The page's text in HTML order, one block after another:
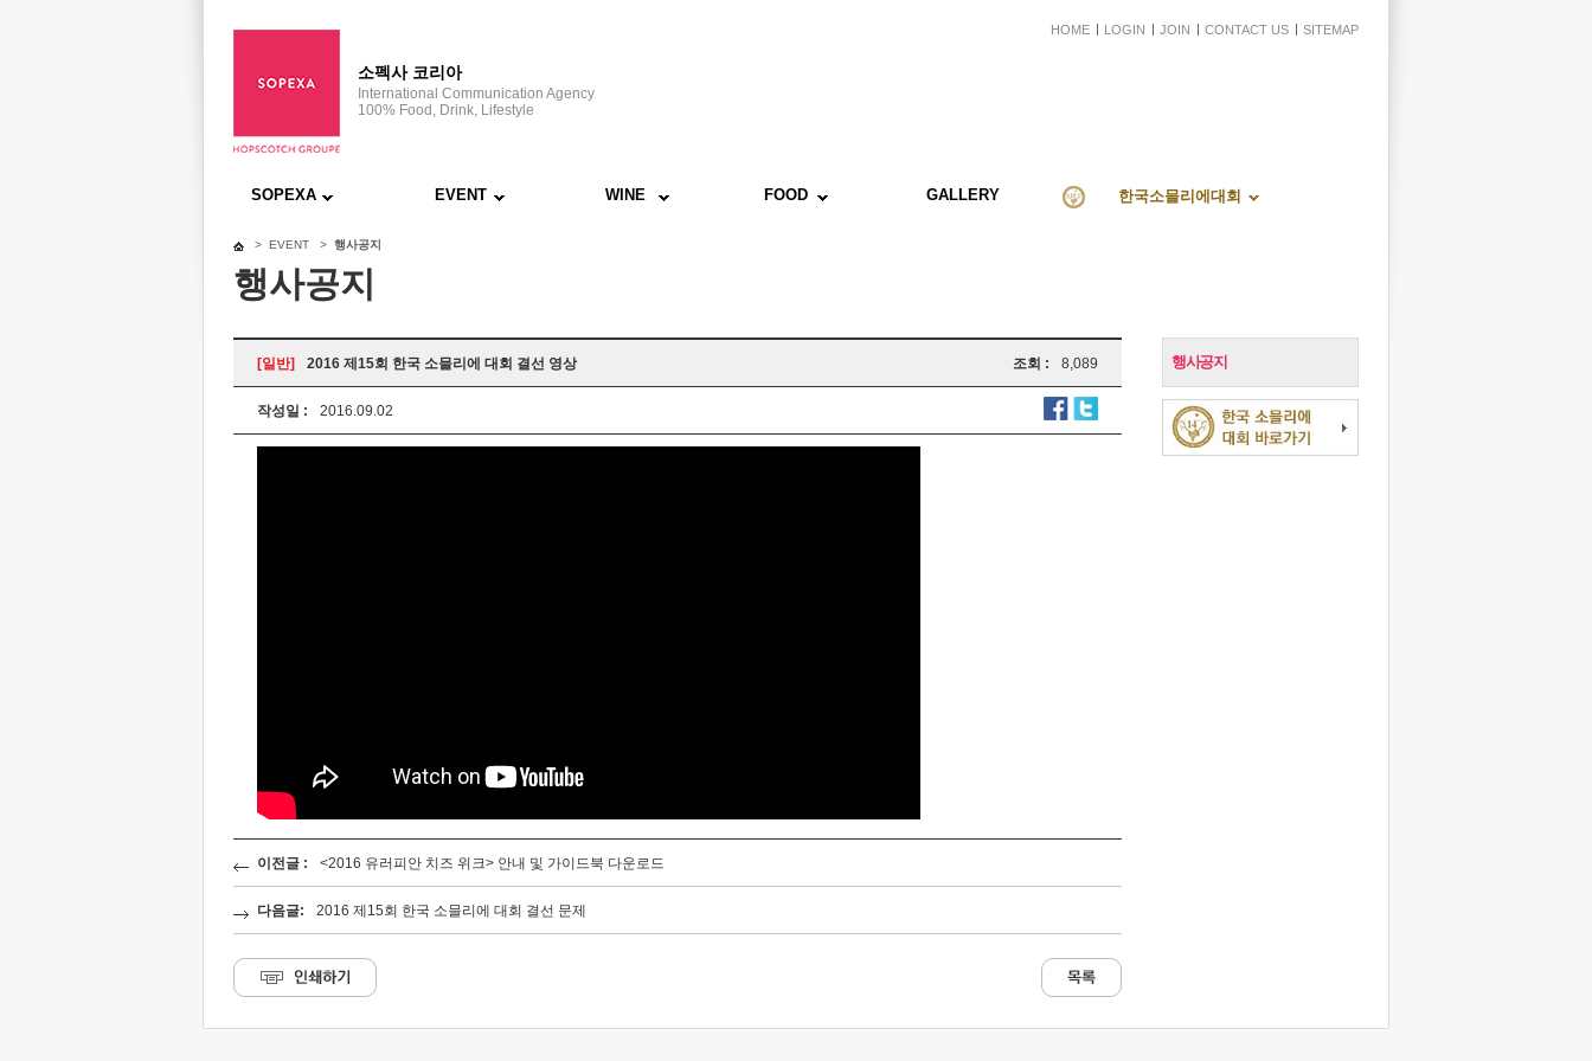
소펙사 코리아
International Communication Agency
100% Food, Drink, Lifestyle
HOME LOGIN JOIN CONTACT US SITEMAP
SOPEXA EVENT WINE FOOD GALLERY 한국소믈리에대회
> EVENT > 행사공지
행사공지
[일반] 2016 제15회 한국 소믈리에 대회 결선 영상 조회 : 8,089
작성일 : 2016.09.02
이전글 : <2016 유러피안 치즈 위크> 안내 및 가이드북 다운로드
다음글: 2016 제15회 한국 소믈리에 대회 결선 문제
행사공지